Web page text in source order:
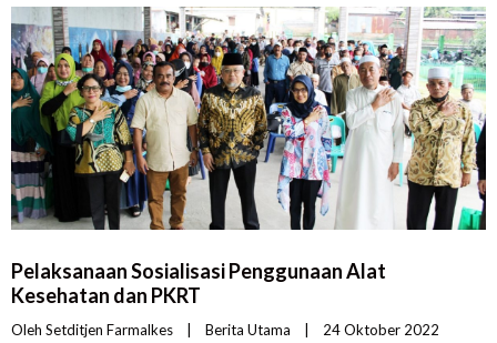
Pelaksanaan Sosialisasi Penggunaan Alat
Kesehatan dan PKRT
Oleh Setditjen Farmalkes Berita Utama 24 Oktober 2022